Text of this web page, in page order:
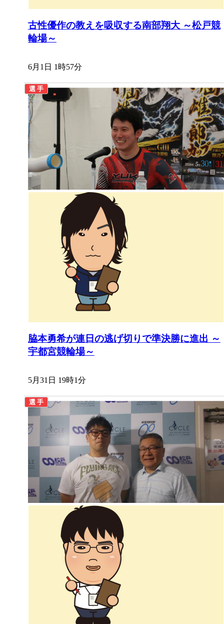
古性優作の教えを吸収する南部翔大 ～松戸競
輪場～
6月1日 1時57分
脇本勇希が連日の逃げ切りで準決勝に進出 ～
宇都宮競輪場～
5月31日 19時1分